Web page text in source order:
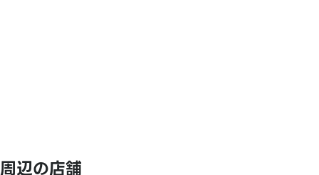
周辺の店舗